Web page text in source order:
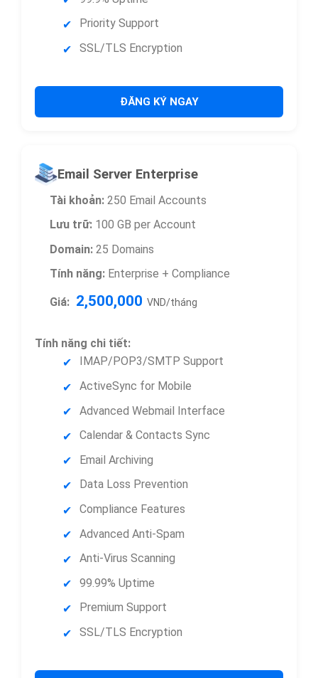
Priority Support
SSL/TLS Encryption
ĐĂNG KÝ NGAY
Email Server Enterprise
Tài khoản:250 Email Accounts
Lưu trữ:100 GB per Account
Domain:25 Domains
Tính năng:Enterprise + Compliance
Giá: 2,500,000 VND/tháng
Tính năng chi tiết:
IMAP/POP3/SMTP Support
ActiveSync for Mobile
Advanced Webmail Interface
Calendar & Contacts Sync
Email Archiving
Data Loss Prevention
Compliance Features
Advanced Anti-Spam
Anti-Virus Scanning
99.99% Uptime
Premium Support
SSL/TLS Encryption